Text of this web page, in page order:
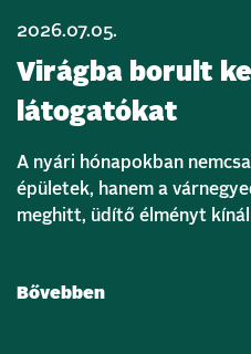
2026.07.05.
Virágba borult
látogatókat
A nyári hónapokban
épületek, hanem a
meghitt, üdítő élményt
Bővebben